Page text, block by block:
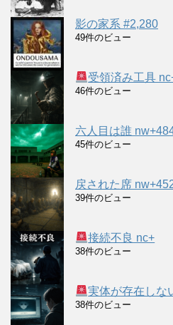
影の家系 #2,280
49件のビュー
受領済み工具
46件のビュー
六人目は誰
45件のビュー
戻された席
39件のビュー
接続不良 nc+
38件のビュー
実体が存在しな
38件のビュー